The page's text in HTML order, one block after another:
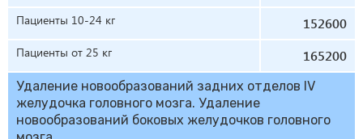
Пациенты 10-24 кг 152600
Пациенты от 25 кг 165200
Удаление новообразований задних отделов IV
желудочка головного мозга. Удаление
новообразований боковых желудочков головного